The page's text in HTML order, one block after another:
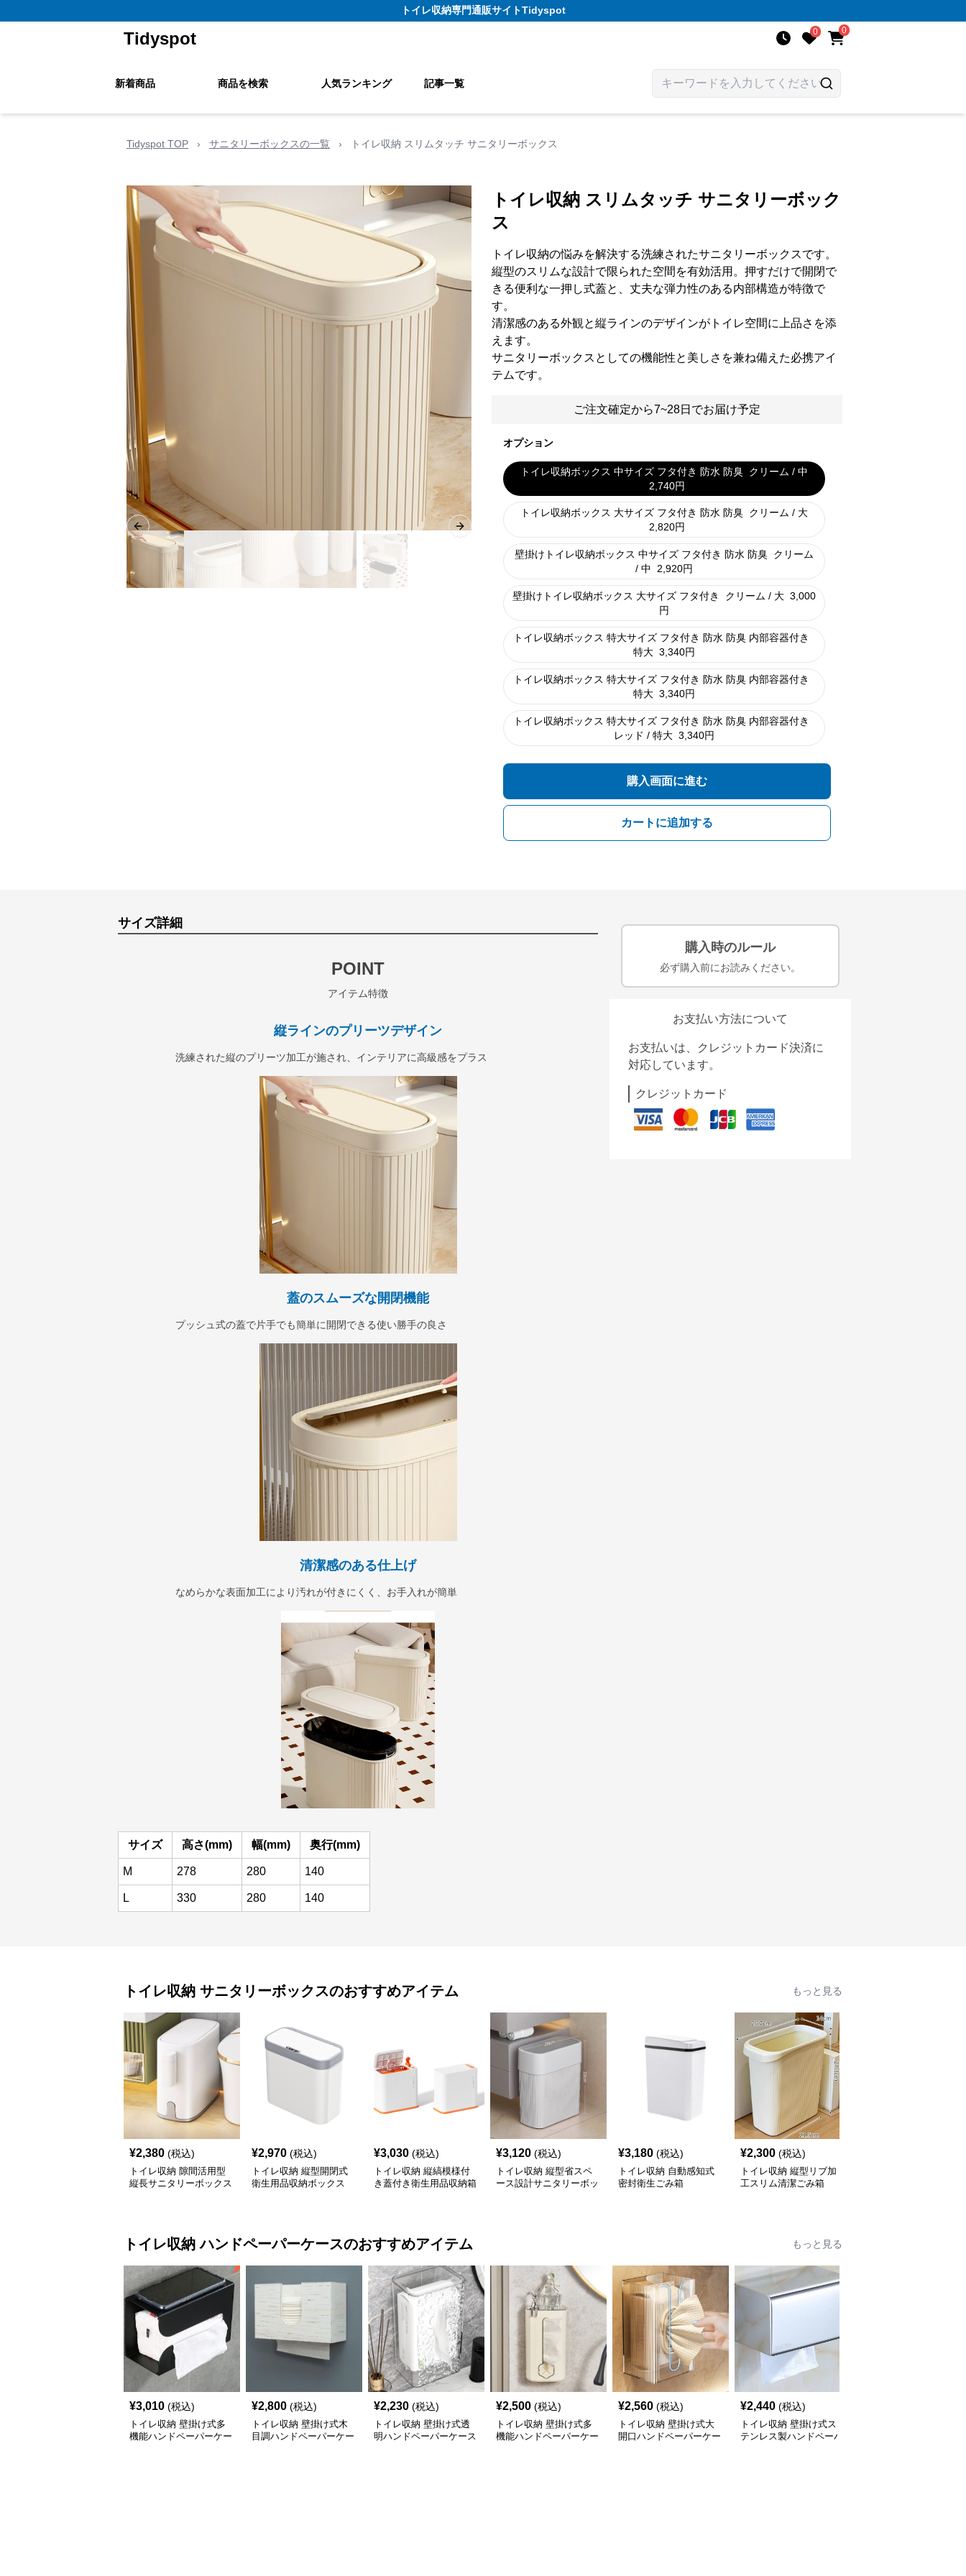
トイレ収納専門通販サイトTidyspot
Tidyspot 0 0
新着商品 商品を検索 人気ランキング 記事一覧
Tidyspot TOP › サニタリーボックスの一覧 › トイレ収納 スリムタッチ サニタリーボックス
Previous slide Next slide
トイレ収納 スリムタッチ サニタリーボック
ス
トイレ収納の悩みを解決する洗練されたサニタリーボックスです。
縦型のスリムな設計で限られた空間を有効活用。押すだけで開閉で
きる便利な一押し式蓋と、丈夫な弾力性のある内部構造が特徴で
す。
清潔感のある外観と縦ラインのデザインがトイレ空間に上品さを添
えます。
サニタリーボックスとしての機能性と美しさを兼ね備えた必携アイ
テムです。
ご注文確定から7~28日でお届け予定
オプション
トイレ収納ボックス 中サイズ フタ付き 防水 防臭 クリーム / 中
2,740円
トイレ収納ボックス 大サイズ フタ付き 防水 防臭 クリーム / 大
2,820円
壁掛けトイレ収納ボックス 中サイズ フタ付き 防水 防臭 クリーム
/ 中
2,920円
壁掛けトイレ収納ボックス 大サイズ フタ付き クリーム / 大 3,000
円
トイレ収納ボックス 特大サイズ フタ付き 防水 防臭 内部容器付き
特大 3,340円
トイレ収納ボックス 特大サイズ フタ付き 防水 防臭 内部容器付き
特大 3,340円
トイレ収納ボックス 特大サイズ フタ付き 防水 防臭 内部容器付き
レッド / 特大 3,340円
購入画面に進む
カートに追加する
サイズ詳細
POINT
アイテム特徴
縦ラインのプリーツデザイン
洗練された縦のプリーツ加工が施され、インテリアに高級感をプラス
蓋のスムーズな開閉機能
プッシュ式の蓋で片手でも簡単に開閉できる使い勝手の良さ
清潔感のある仕上げ
なめらかな表面加工により汚れが付きにくく、お手入れが簡単
サイズ 高さ(mm) 幅(mm) 奥行(mm)
M 278 280 140
L 330 280 140
購入時のルール
必ず購入前にお読みください。
お支払い方法について
お支払いは、クレジットカード決済に
対応しています。
クレジットカード
トイレ収納 サニタリーボックスのおすすめアイテム もっと見る
¥2,380 (税込)
トイレ収納 隙間活用型
縦長サニタリーボックス
¥2,970 (税込)
トイレ収納 縦型開閉式
衛生用品収納ボックス
¥3,030 (税込)
トイレ収納 縦縞模様付
き蓋付き衛生用品収納箱
¥3,120 (税込)
トイレ収納 縦型省スペ
ース設計サニタリーボッ
¥3,180 (税込)
トイレ収納 自動感知式
密封衛生ごみ箱
¥2,300 (税込)
トイレ収納 縦型リブ加
工スリム清潔ごみ箱
トイレ収納 ハンドペーパーケースのおすすめアイテム もっと見る
¥3,010 (税込)
トイレ収納 壁掛け式多
機能ハンドペーパーケー
¥2,800 (税込)
トイレ収納 壁掛け式木
目調ハンドペーパーケー
¥2,230 (税込)
トイレ収納 壁掛け式透
明ハンドペーパーケース
¥2,500 (税込)
トイレ収納 壁掛け式多
機能ハンドペーパーケー
¥2,560 (税込)
トイレ収納 壁掛け式大
開口ハンドペーパーケー
¥2,440 (税込)
トイレ収納 壁掛け式ス
テンレス製ハンドペーパ